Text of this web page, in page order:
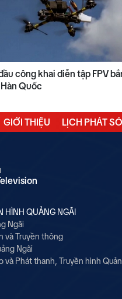
công khai diễn tập FPV
Quốc
GIỚI THIỆU LỊCH PHÁT
HÌNH QUẢNG NGÃI
Ngãi
và Truyền thông
Ngãi
và Phát thanh, Truyền hình